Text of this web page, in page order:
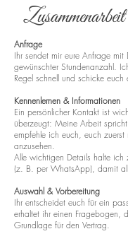
Anfrage
Ihr sendet mir eure Anfrage
gewünschter Stundenanzahl.
Regel schnell und schicke
Kennenlernen & Informationen
Ein persönlicher Kontakt ist
überzeugt: Meine Arbeit
empfehle ich euch, euch zuerst
anzusehen.
Alle wichtigen Details halte ich
(z. B. per WhatsApp), damit
Auswahl & Vorbereitung
Ihr entscheidet euch für ein
erhaltet ihr einen Fragebogen,
Grundlage für den Vertrag.